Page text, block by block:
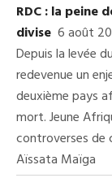
RDC : la peine
divise 6 août
Depuis la levée
redevenue un
deuxième pays
mort. Jeune
controverses de
Aïssata Maïga